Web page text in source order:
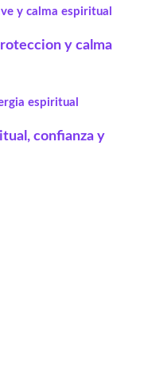
y calma
confianza y